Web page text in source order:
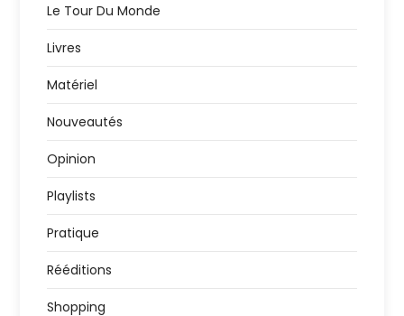
Le Tour Du Monde
Livres
Matériel
Nouveautés
Opinion
Playlists
Pratique
Rééditions
Shopping